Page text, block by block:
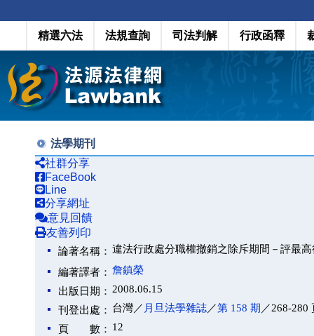
精選六法 法規查詢 司法判解 行政函釋
法學期刊
社群分享
FaceBook
Line
分享網址
意見回饋
友善列印
論著名稱： 違法行政處分職權撤銷之除斥期間－評最
編著譯者： 詹鎮榮
出版日期： 2008.06.15
刊登出處： 台灣／ 月旦法學雜誌／第 158 期 ／268-280
頁 數： 12